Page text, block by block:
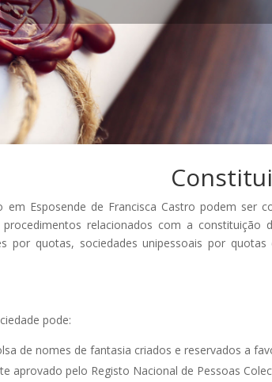
em Esposende de Francisca Castro podem ser
relacionados com a constituição
por quotas, sociedades unipessoais por
pode:
de nomes de fantasia criados e reservados a
aprovado pelo Registo Nacional de Pessoas